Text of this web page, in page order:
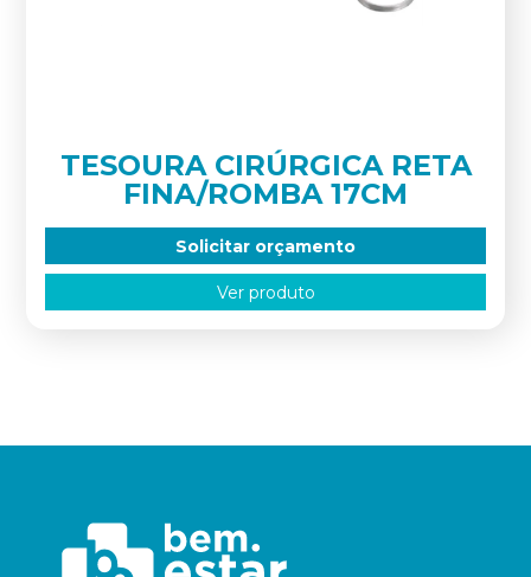
TESOURA CIRÚRGICA RETA
FINA/ROMBA 17CM
Solicitar orçamento
Ver produto